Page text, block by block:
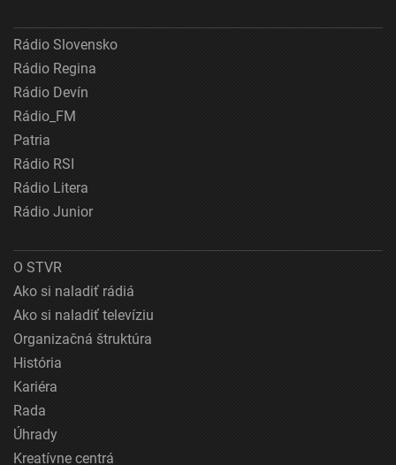
Rádio Slovensko
Rádio Regina
Rádio Devín
Rádio_FM
Patria
Rádio RSI
Rádio Litera
Rádio Junior
O STVR
Ako si naladiť rádiá
Ako si naladiť televíziu
Organizačná štruktúra
História
Kariéra
Rada
Úhrady
Kreatívne centrá